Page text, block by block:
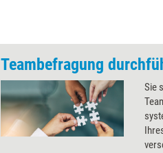
Teambefragung
Sie